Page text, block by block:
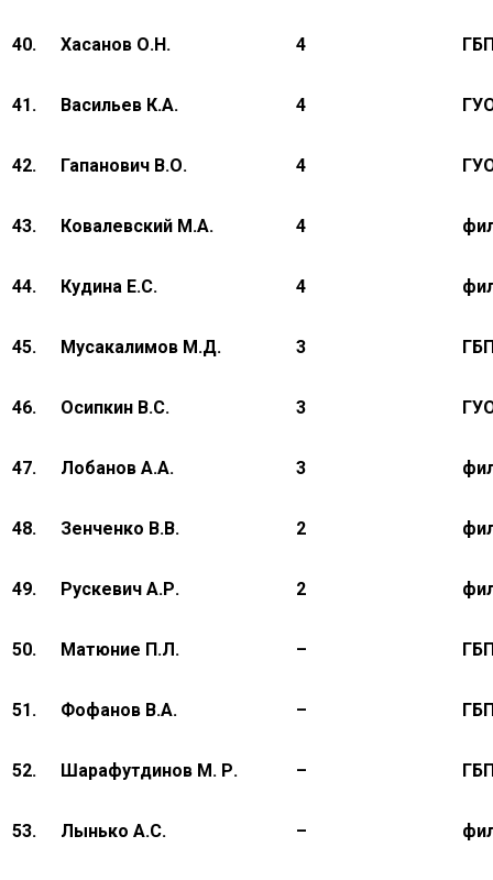
40. Хасанов О.Н. 4
41. Васильев К.А. 4
42. Гапанович В.О. 4
43. Ковалевский М.А. 4
44. Кудина Е.С. 4
45. Мусакалимов М.Д. 3
46. Осипкин В.С. 3
47. Лобанов А.А. 3
48. Зенченко В.В. 2
49. Рускевич А.Р. 2
50. Матюние П.Л. –
51. Фофанов В.А. –
52. Шарафутдинов М. Р. –
53. Лынько А.С. –